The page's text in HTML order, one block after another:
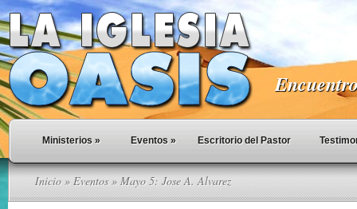
Ministerios » Eventos » Escritorio del Pastor
Inicio » Eventos» Mayo 5: Jose A. Alvarez